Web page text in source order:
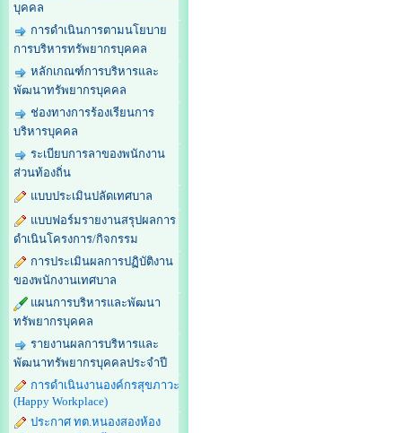
บุคคล
การดำเนินการตามนโยบาย
การบริหารทรัพยากรบุคคล
หลักเกณฑ์การบริหารและ
พัฒนาทรัพยากรบุคคล
ช่องทางการร้องเรียนการ
บริหารบุคคล
ระเบียบการลาของพนักงาน
ส่วนท้องถิ่น
แบบประเมินปลัดเทศบาล
แบบฟอร์มรายงานสรุปผลการ
ดำเนินโครงการ/กิจกรรม
การประเมินผลการปฏิบัติงาน
ของพนักงานเทศบาล
แผนการบริหารและพัฒนา
ทรัพยากรบุคคล
รายงานผลการบริหารและ
พัฒนาทรัพยากรบุคคลประจำปี
การดำเนินงานองค์กรสุขภาวะ
(Happy Workplace)
ประกาศ ทต.หนองสองห้อง